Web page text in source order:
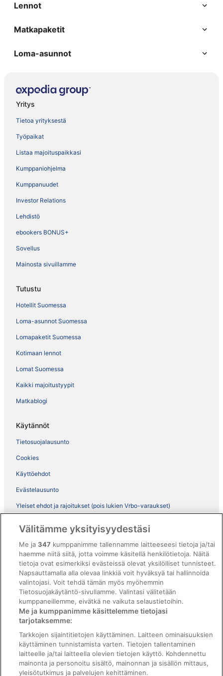
Lennot
Matkapaketit
Loma-asunnot
Yritys
Tietoa yrityksestä
Työpaikat
Listaa majoituspaikkasi
Kumppaniohjelma
Kumppanuudet
Investor Relations
Lehdistö
ebookers BONUS+
Sovellus
Mainosta sivuillamme
Tutustu
Hotellit Suomessa
Loma-asunnot Suomessa
Lomapaketit Suomessa
Kotimaan lennot
Lomat Suomessa
Kaikki majoitustyypit
Matkablogi
Käytännöt
Tietosuojalausunto
Cookies
Käyttöehdot
Evästelausunto
Yleiset ehdot ja rajoitukset (pois lukien Vrbo-varaukset)
ebookers BONUS+ -ohjelman ehdot
Oikeudelliset tiedot / ota meihin yhteyttä
Sisältövaatimukset ja ilmoituksen tekeminen sisällöstä
Tuki
Ota yhteyttä
Varauksen muuttaminen tai peruuttaminen
Varaa lento lentoyhtiön hyvityskupongeilla
Hyvityksen hakeminen ja aikarajat
Välitämme yksityisyydestäsi
Me ja347 kumppanimme tallennamme laitteeseesi tietoja ja/tai
haemme niitä siitä, jotta voimme käsitellä henkilötietoja. Näitä
tietoja ovat esimerkiksi evästeissä olevat yksilölliset tunnisteet.
Napsauttamalla alla olevaa linkkiä voit hyväksyä tai hallinnoida
valintojasi. Voit tehdä tämän myös myöhemmin
Tietosuojakäytäntö-sivullamme. Valintasi välitetään
kumppaneillemme, eivätkä ne vaikuta selaustietoihin.
Me ja kumppanimme käsittelemme tietojasi
tarjotaksemme:
Tarkkojen sijaintitietojen käyttäminen. Laitteen ominaisuuksien
käyttäminen tunnistamista varten. Tietojen tallentaminen
laitteelle ja/tai laitteella olevien tietojen käyttö. Kohdennettu
mainonta ja personoitu sisältö, mainonnan ja sisällön mittaus,
yleisötutkimus ja palvelujen kehittäminen.